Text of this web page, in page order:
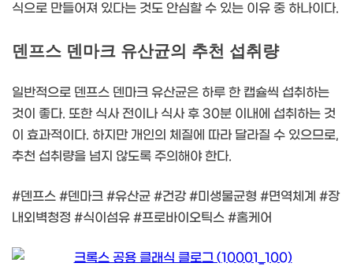
식으로 만들어져 있다는 것도 안심할 수 있는 이유 중 하나이다.
덴프스 덴마크 유산균의 추천 섭취량
일반적으로 덴프스 덴마크 유산균은 하루 한 캡슐씩 섭취하는
것이 좋다. 또한 식사 전이나 식사 후 30분 이내에 섭취하는 것
이 효과적이다. 하지만 개인의 체질에 따라 달라질 수 있으므로,
추천 섭취량을 넘지 않도록 주의해야 한다.
#덴프스 #덴마크 #유산균 #건강 #미생물균형 #면역체계 #장
내외벽청정 #식이섬유 #프로바이오틱스 #홈케어